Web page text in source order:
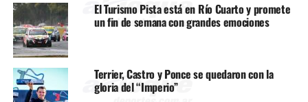
El Turismo Pista está en Río Cuarto y promete
un fin de semana con grandes emociones
Terrier, Castro y Ponce se quedaron con la
gloria del “Imperio”